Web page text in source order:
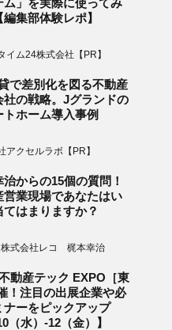
集部体験レポ】
イム24株式会社【PR】
で差別化を図る不動産
社の戦略。Jグランドの
トホーム導入事例
アクセルラボ【PR】
からの15個の質問！
営業現場であなたはい
てはまりますか？
株式会社レコ 梶本幸治
動産テック EXPO［東
！注目の出展企業や必
ナーをピックアップ
（水）-12（金）】